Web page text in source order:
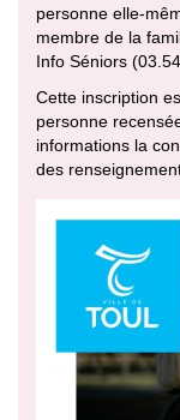
personne elle-
membre de la
Info Séniors
Cette inscription
personne
informations la
des